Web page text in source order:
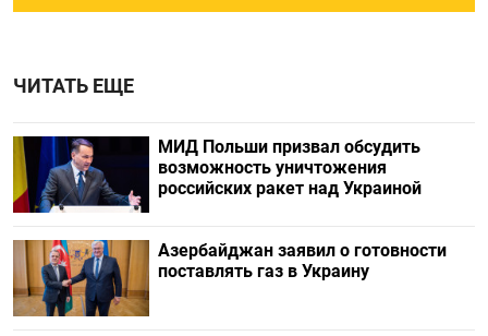
ЧИТАТЬ ЕЩЕ
МИД Польши призвал обсудить
возможность уничтожения
российских ракет над Украиной
Азербайджан заявил о готовности
поставлять газ в Украину